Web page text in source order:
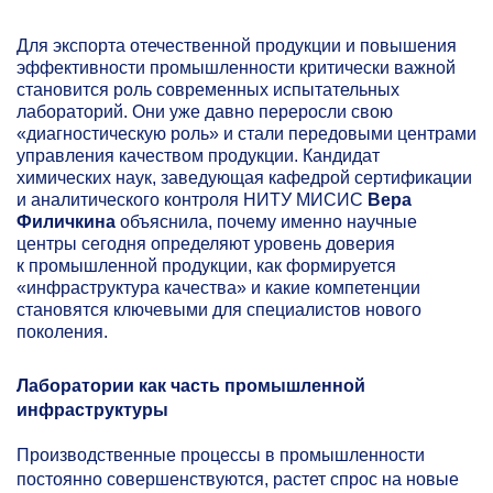
Для экспорта отечественной продукции и повышения
эффективности промышленности критически важной
становится роль современных испытательных
лабораторий. Они уже давно переросли свою
«диагностическую роль» и стали передовыми центрами
управления качеством продукции. Кандидат
химических наук, заведующая кафедрой сертификации
и аналитического контроля НИТУ МИСИС Вера
Филичкина объяснила, почему именно научные
центры сегодня определяют уровень доверия
к промышленной продукции, как формируется
«инфраструктура качества» и какие компетенции
становятся ключевыми для специалистов нового
поколения.
Лаборатории как часть промышленной
инфраструктуры
Производственные процессы в промышленности
постоянно совершенствуются, растет спрос на новые